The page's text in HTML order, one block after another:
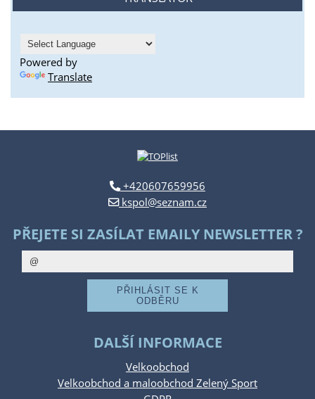
Powered by
Translate
+420607659956
kspol@seznam.cz
PŘEJETE SI ZASÍLAT EMAILY NEWSLETTER ?
DALŠÍ INFORMACE
Velkoobchod
Velkoobchod a maloobchod Zelený Sport